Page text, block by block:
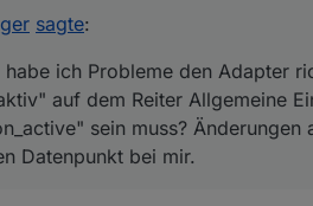
sagte:
ich Probleme den Adapter
auf dem Reiter Allgemeine
sein muss?
Datenpunkt bei mir.